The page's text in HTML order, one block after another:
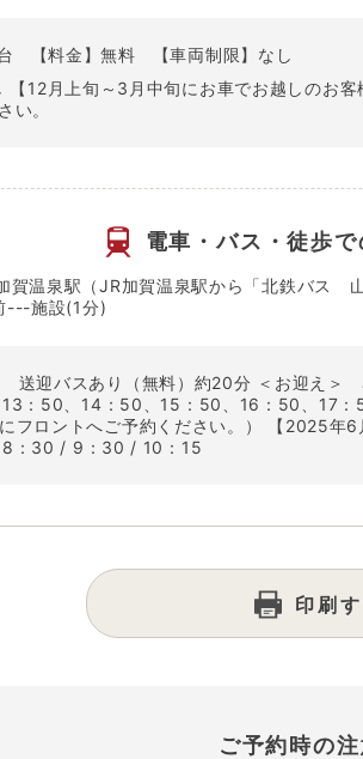
【料金】無料
【車両制限】なし
【12月上旬～3月中旬にお車でお越しのお
い。
電車・バス・徒歩で
賀温泉駅（JR加賀温泉駅から「北鉄バス
---施設(1分)
送迎バスあり（無料）約20分 ＜お迎え＞
：50、14：50、15：50、16：50、17
フロントへご予約ください。） 【
30 / 9：30 / 10：15
印刷
ご予約時の注